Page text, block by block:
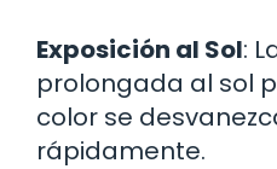
Exposición al Sol:
prolongada al sol
color se
rápidamente.